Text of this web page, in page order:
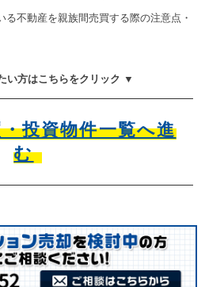
不動産を親族間売買する際の注意点・
い方はこちらをクリック ▼
投資物件一覧へ進
む